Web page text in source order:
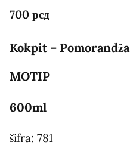
700 рсд
Kokpit – Pomorandža
MOTIP
600ml
šifra: 781